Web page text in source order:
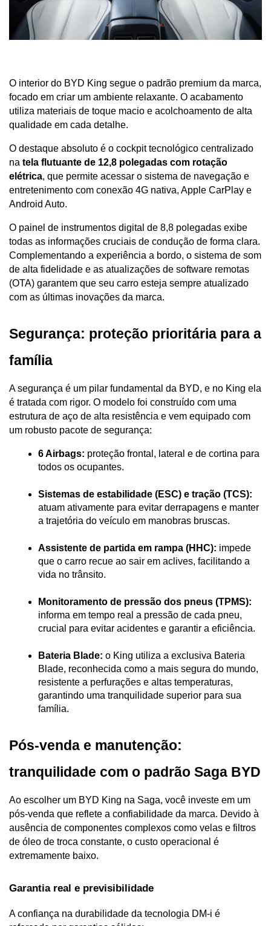
O interior do BYD King segue o padrão premium da marca,
focado em criar um ambiente relaxante. O acabamento
utiliza materiais de toque macio e acolchoamento de alta
qualidade em cada detalhe.
O destaque absoluto é o cockpit tecnológico centralizado
na tela flutuante de 12,8 polegadas com rotação
elétrica, que permite acessar o sistema de navegação e
entretenimento com conexão 4G nativa, Apple CarPlay e
Android Auto.
O painel de instrumentos digital de 8,8 polegadas exibe
todas as informações cruciais de condução de forma clara.
Complementando a experiência a bordo, o sistema de som
de alta fidelidade e as atualizações de software remotas
(OTA) garantem que seu carro esteja sempre atualizado
com as últimas inovações da marca.
Segurança: proteção prioritária para a
família
A segurança é um pilar fundamental da BYD, e no King ela
é tratada com rigor. O modelo foi construído com uma
estrutura de aço de alta resistência e vem equipado com
um robusto pacote de segurança:
6 Airbags: proteção frontal, lateral e de cortina para
todos os ocupantes.
Sistemas de estabilidade (ESC) e tração (TCS):
atuam ativamente para evitar derrapagens e manter
a trajetória do veículo em manobras bruscas.
Assistente de partida em rampa (HHC): impede
que o carro recue ao sair em aclives, facilitando a
vida no trânsito.
Monitoramento de pressão dos pneus (TPMS):
informa em tempo real a pressão de cada pneu,
crucial para evitar acidentes e garantir a eficiência.
Bateria Blade: o King utiliza a exclusiva Bateria
Blade, reconhecida como a mais segura do mundo,
resistente a perfurações e altas temperaturas,
garantindo uma tranquilidade superior para sua
família.
Pós-venda e manutenção:
tranquilidade com o padrão Saga BYD
Ao escolher um BYD King na Saga, você investe em um
pós-venda que reflete a confiabilidade da marca. Devido à
ausência de componentes complexos como velas e filtros
de óleo de troca constante, o custo operacional é
extremamente baixo.
Garantia real e previsibilidade
A confiança na durabilidade da tecnologia DM-i é